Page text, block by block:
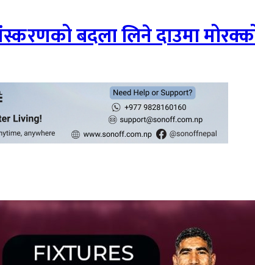
बदला लिने दाउमा